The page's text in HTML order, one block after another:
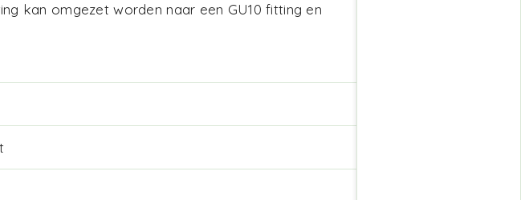
kan omgezet worden naar een GU10 fitting en